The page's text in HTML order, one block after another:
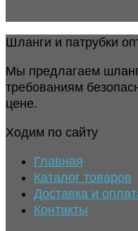
Шланги и патрубки
Мы предлагаем
требованиям
цене.
Ходим по сайту
Главная
Каталог товаров
Доставка и
Контакты